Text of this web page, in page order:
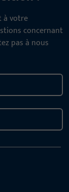
à votre
concernant
pas à nous